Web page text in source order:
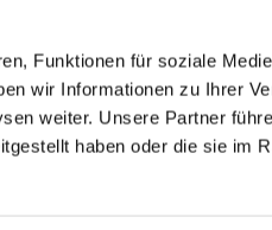
Funktionen für soziale
wir Informationen zu Ihrer
weiter. Unsere Partner
haben oder die sie im